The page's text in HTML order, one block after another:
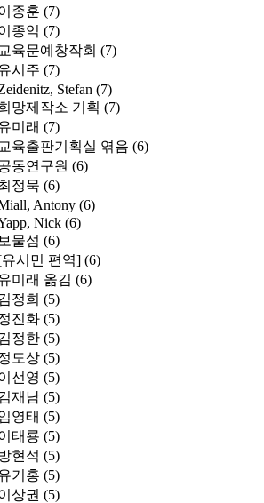
종훈 (7)
종익 (7)
교육문예창작회 (7)
시주 (7)
Stefan (7)
망제작소 기획 (7)
미래 (7)
교육출판기획실 엮음 (6)
동연구원 (6)
정묵 (6)
Antony (6)
Nick (6)
보물섬 (6)
시민 편역] (6)
미래 옮김 (6)
정희 (5)
진화 (5)
정한 (5)
도상 (5)
선영 (5)
재남 (5)
영태 (5)
태룡 (5)
현석 (5)
기홍 (5)
상권 (5)